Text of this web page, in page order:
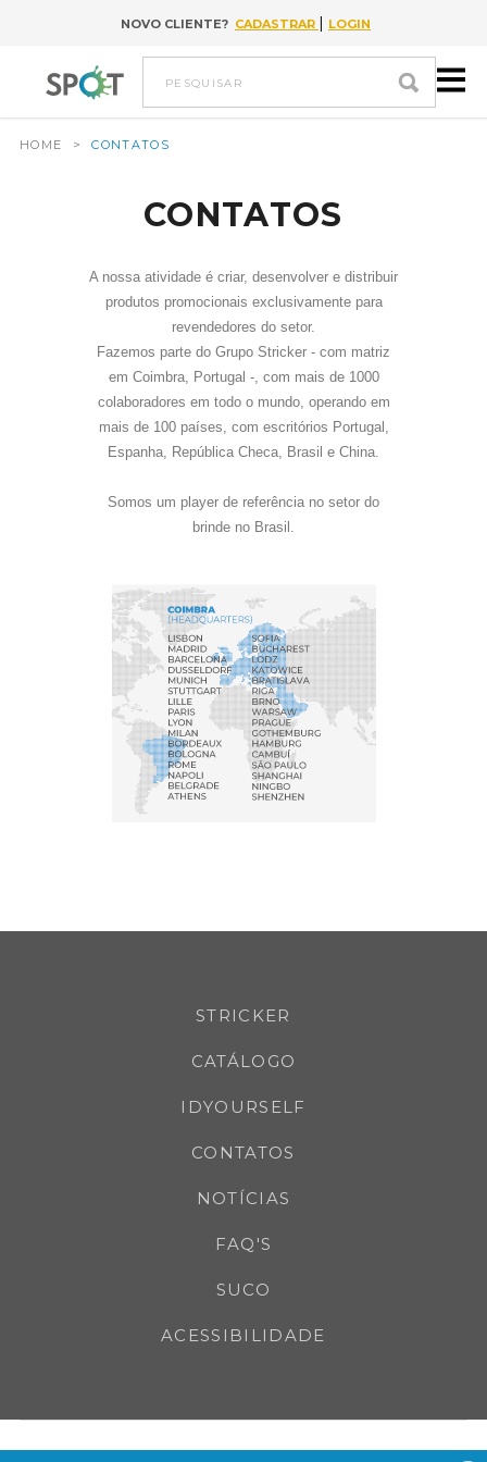
Ir para conteúdo
NOVO CLIENTE? CADASTRAR | LOGIN
pesquisar
HOME > CONTATOS
CONTATOS
A nossa atividade é criar, desenvolver e distribuir
produtos promocionais exclusivamente para
revendedores do setor.
Fazemos parte do Grupo Stricker - com matriz
em Coimbra, Portugal -, com mais de 1000
colaboradores em todo o mundo, operando em
mais de 100 países, com escritórios Portugal,
Espanha, República Checa, Brasil e China.
Somos um player de referência no setor do
brinde no Brasil.
STRICKER
CATÁLOGO
IDYOURSELF
CONTATOS
NOTÍCIAS
FAQ'S
SUCO
ACESSIBILIDADE